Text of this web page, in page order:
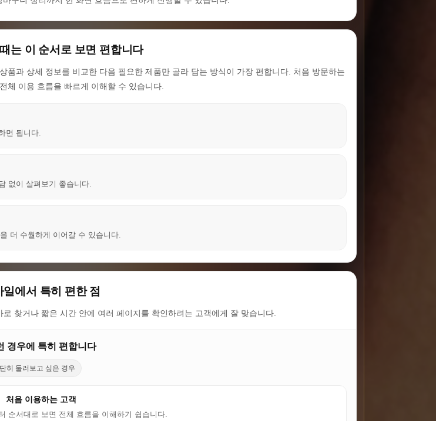
는 이 순서로 보면 편합니다
품과 상세 정보를 비교한 다음 필요한 제품만 골라 담는 방식이 가장 편합니다. 처음 방문하는
체 이용 흐름을 빠르게 이해할 수 있습니다.
면 됩니다.
없이 살펴보기 좋습니다.
더 수월하게 이어갈 수 있습니다.
일에서 특히 편한 점
찾거나 짧은 시간 안에 여러 페이지를 확인하려는 고객에게 잘 맞습니다.
경우에 특히 편합니다
히 둘러보고 싶은 경우
처음 이용하는 고객
순서대로 보면 전체 흐름을 이해하기 쉽습니다.